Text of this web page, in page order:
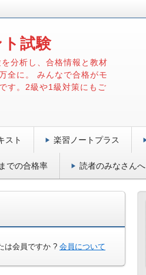
試験
分析し、合格情報と教材
全に。 みんなで合格がモ
す。2級や1級対策にもご
スト 楽習ノートプラス
での合格率 読者のみなさんへ
は会員ですか ? 会員について